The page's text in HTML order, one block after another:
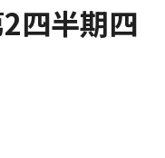
四半期四